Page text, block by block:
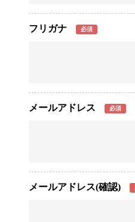
フリガナ 必須
メールアドレス 必須
メールアドレス(確認)